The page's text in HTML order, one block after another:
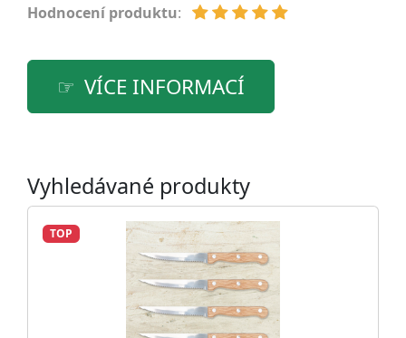
Hodnocení produktu:
VÍCE INFORMACÍ
Vyhledávané produkty
TOP